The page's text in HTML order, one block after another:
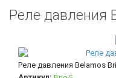
Реле давления
Реле давления Belamos